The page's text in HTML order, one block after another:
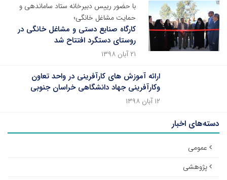
با حضور رییس دبیرخانه ستاد ساماندهی و
حمایت مشاغل خانگی؛
کارگاه صنایع دستی و مشاغل خانگی در
روستای دستگرد افتتاح شد
۲۱ آبان ۱۳۹۸
ارائه آموزش های کارآفرینی در واحد تعاون
وکارآفرینی جهاد دانشگاهی خراسان جنوبی
۱۲ آبان ۱۳۹۸
دسته‌های اخبار
عمومی
پژوهشی